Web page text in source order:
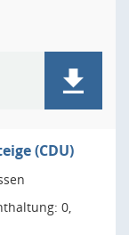
(CDU)
0,